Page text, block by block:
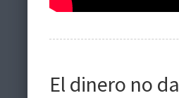
El dinero no